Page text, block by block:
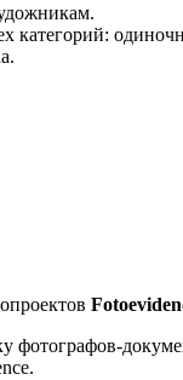
категорий: